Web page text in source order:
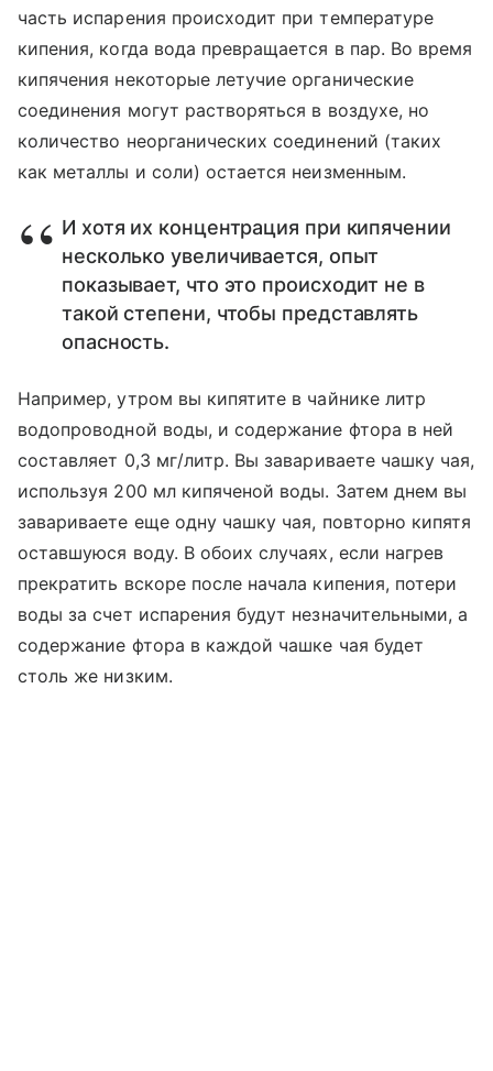
часть испарения происходит при температуре
кипения, когда вода превращается в пар. Во время
кипячения некоторые летучие органические
соединения могут растворяться в воздухе, но
количество неорганических соединений (таких
как металлы и соли) остается неизменным.
И хотя их концентрация при кипячении
несколько увеличивается, опыт
показывает, что это происходит не в
такой степени, чтобы представлять
опасность.
Например, утром вы кипятите в чайнике литр
водопроводной воды, и содержание фтора в ней
составляет 0,3 мг/литр. Вы завариваете чашку чая,
используя 200 мл кипяченой воды. Затем днем вы
завариваете еще одну чашку чая, повторно кипятя
оставшуюся воду. В обоих случаях, если нагрев
прекратить вскоре после начала кипения, потери
воды за счет испарения будут незначительными, а
содержание фтора в каждой чашке чая будет
столь же низким.